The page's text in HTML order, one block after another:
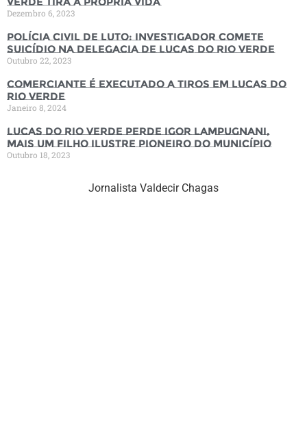
Dezembro 6, 2023
Polícia Civil de luto: Investigador comete
suicídio na Delegacia de Lucas do Rio Verde
Outubro 22, 2023
Comerciante é executado a tiros em Lucas do
Rio Verde
Janeiro 8, 2024
Lucas do Rio Verde perde Igor Lampugnani,
mais um filho ilustre pioneiro do município
Outubro 18, 2023
Jornalista Valdecir Chagas